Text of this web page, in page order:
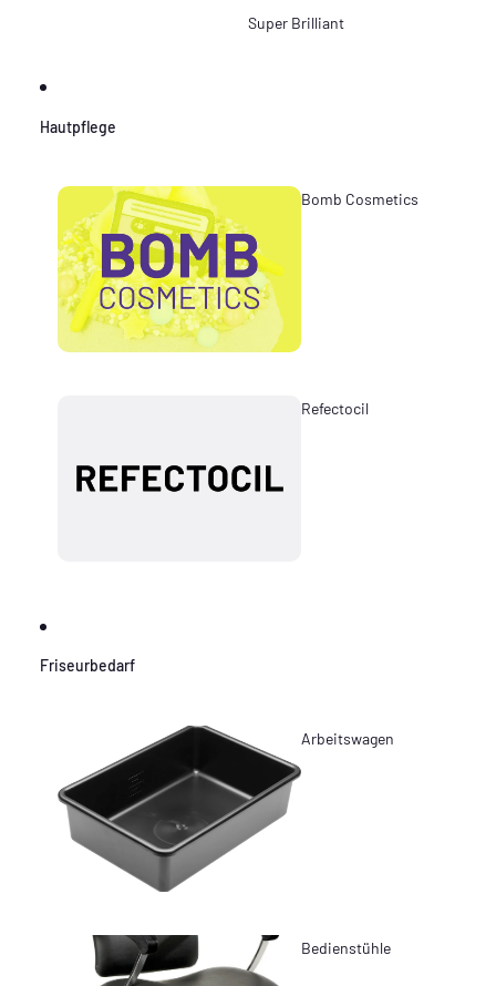
Super Brilliant
Hautpflege
Bomb Cosmetics
Refectocil
Friseurbedarf
Arbeitswagen
Bedienstühle